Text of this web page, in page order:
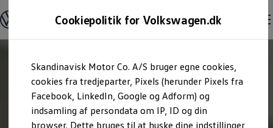
Cookiepolitik for Volkswagen.dk
Skandinavisk Motor Co. A/S bruger egne cookies,
cookies fra tredjeparter, Pixels (herunder Pixels fra
Facebook, LinkedIn, Google og Adform) og
indsamling af persondata om IP, ID og din
browser. Dette bruges til at huske dine indstillinger
hovedindhold
footer
Modeller og konfigurator
Byg din Volkswagen
Alle modeller
Kend din Volkswagen
Erhvervsbiler
Værktøjskassen
ConnectedFleet
Service
California on Tour app